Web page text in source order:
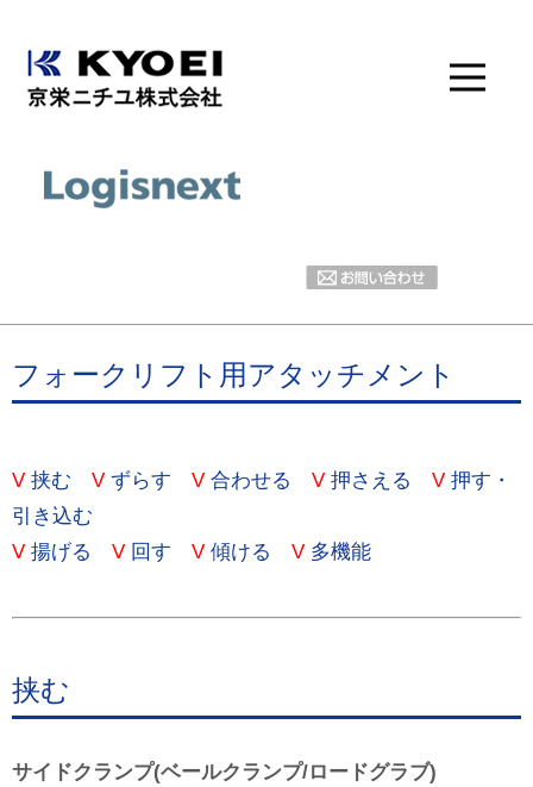
フォークリフト用アタッチメント
V 挟む V ずらす V 合わせる V 押さえる V 押す・
引き込む
V 揚げる V 回す V 傾ける V 多機能
挟む
サイドクランプ(ベールクランプ/ロードグラブ)